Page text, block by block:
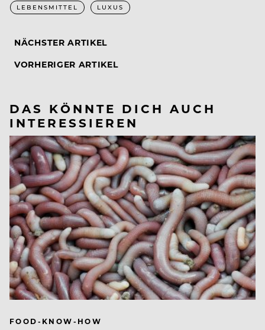
LEBENSMITTEL LUXUS
NÄCHSTER ARTIKEL
VORHERIGER ARTIKEL
DAS KÖNNTE DICH AUCH
INTERESSIEREN
FOOD-KNOW-HOW